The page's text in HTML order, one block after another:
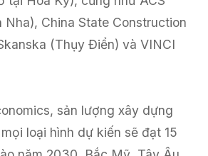
Nha), China State Construction
(Thụy Điển) và VINCI
sản lượng xây dựng
loại hình dự kiến ​​sẽ đạt 15